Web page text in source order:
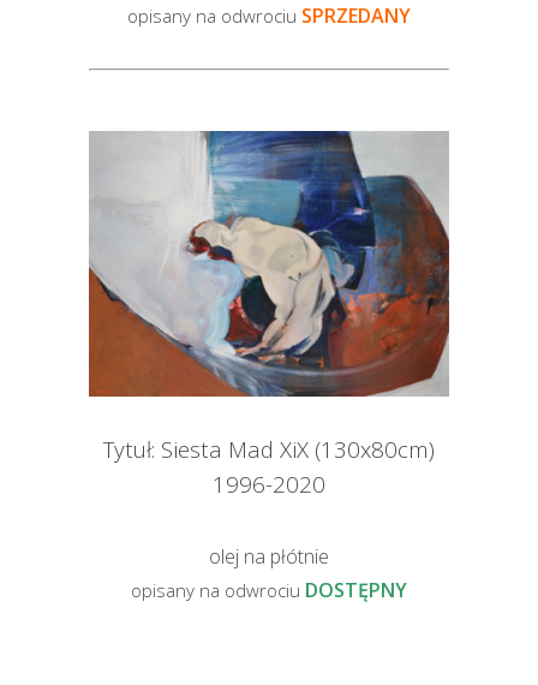
opisany na odwrociu SPRZEDANY
Tytuł: Siesta Mad XiX (130x80cm)
1996-2020
olej na płótnie
opisany na odwrociu DOSTĘPNY